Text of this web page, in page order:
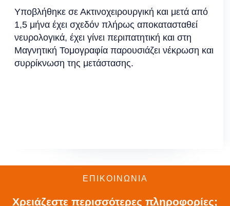
μήνα, χωρίς καμία επιβάρυνση του υγιούς
εγκεφάλου.
ΕΠΙΚΟΙΝΩΝΙΑ
Χρειάζεστε περισσότερες πληροφορίες;